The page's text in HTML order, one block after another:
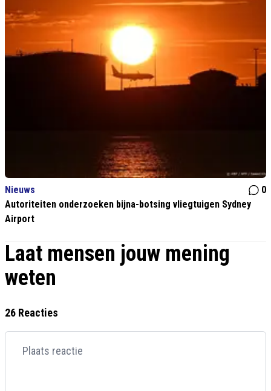
Nieuws
0
Autoriteiten onderzoeken bijna-botsing vliegtuigen Sydney
Airport
Laat mensen jouw mening
weten
26 Reacties